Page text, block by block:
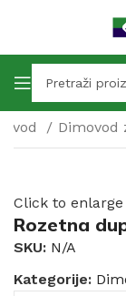
Dimovod
Click to enlarge
Rozetna
SKU: N/A
Kategorije: